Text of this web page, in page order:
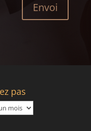
Envoi
pas